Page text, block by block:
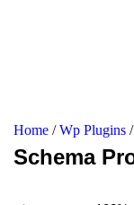
Home /Wp Plugins
Schema